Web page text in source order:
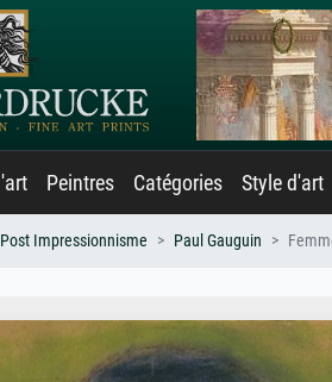
Peintres Catégories Style d'art
Post Impressionnisme Paul Gauguin